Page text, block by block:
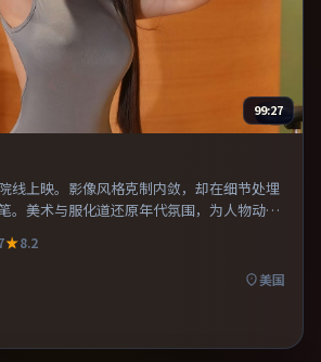
99:27
线上映。影像风格克制内敛，却在细节处埋
。美术与服化道还原年代氛围，为人物动机
成度较高，适合周末一口气看完。
8.2
美国